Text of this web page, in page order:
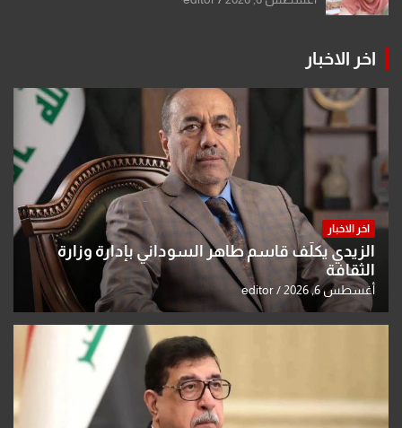
اخر الاخبار
اخر الاخبار
الزيدي يكلّف قاسم طاهر السوداني بإدارة وزارة
الثقافة
أغسطس 6, 2026 editor